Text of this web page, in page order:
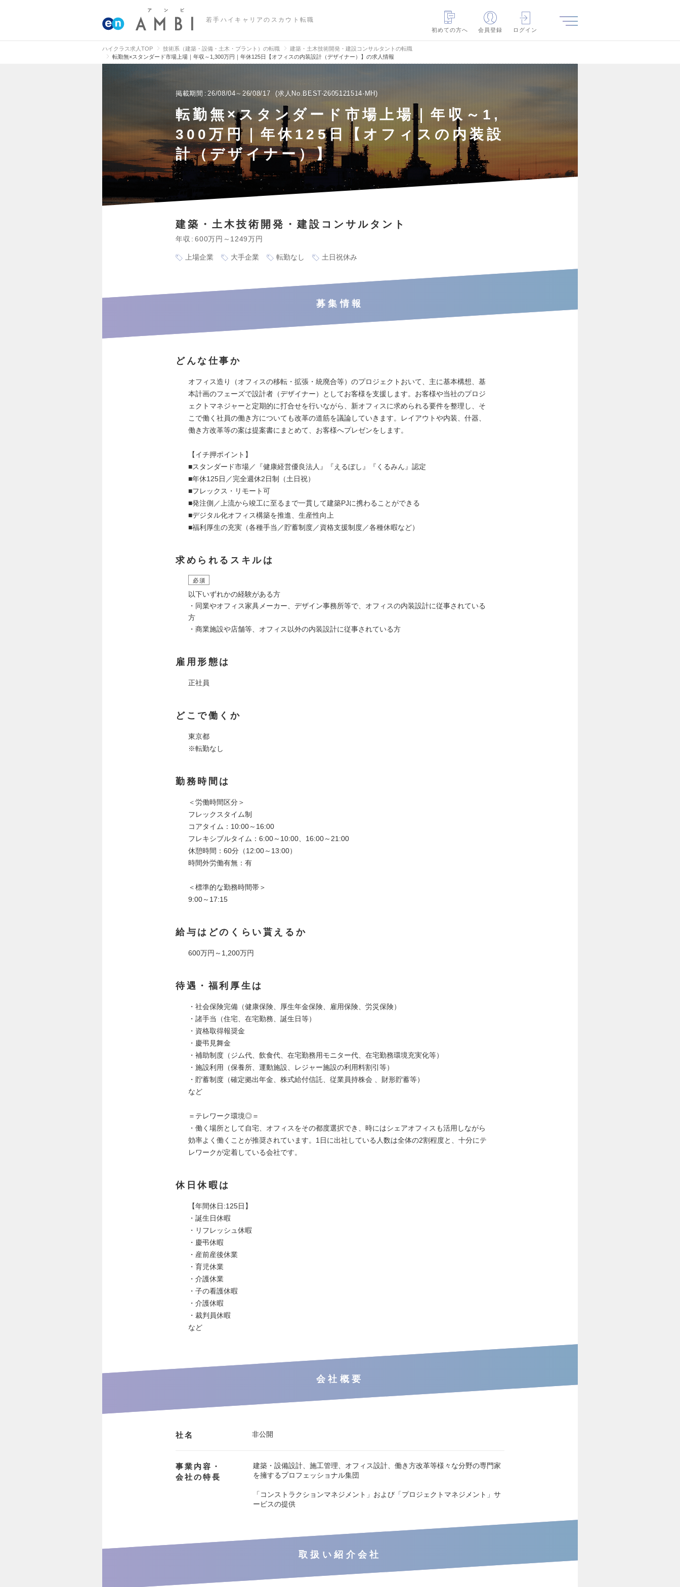
若手ハイキャリアのスカウト転職
初めての方へ
会員登録 ログイン
ハイクラス求人TOP 技術系（建築・設備・土木・プラント）の転職
建築・土木技術開発・建設コンサルタントの転職
転勤無×スタンダード市場上場｜年収～1,300万円｜年休125日【オフィスの内装設計（デザイナー）】の求人情報
掲載期間 26/08/04～26/08/17 求人No.BEST-2605121514-MH
転勤無×スタンダード市場上場｜年収～1,
300万円｜年休125日【オフィスの内装設
計（デザイナー）】
建築・土木技術開発・建設コンサルタント
年収 600万円～1249万円
上場企業 大手企業 転勤なし 土日祝休み
募集情報
どんな仕事か
オフィス造り（オフィスの移転・拡張・統廃合等）のプロジェクトおいて、主に基本構想、基
本計画のフェーズで設計者（デザイナー）としてお客様を支援します。お客様や当社のプロジ
ェクトマネジャーと定期的に打合せを行いながら、新オフィスに求められる要件を整理し、そ
こで働く社員の働き方についても改革の道筋を議論していきます。レイアウトや内装、什器、
働き方改革等の案は提案書にまとめて、お客様へプレゼンをします。
【イチ押ポイント】
■スタンダード市場／『健康経営優良法人』『えるぼし』『くるみん』認定
■年休125日／完全週休2日制（土日祝）
■フレックス・リモート可
■発注側／上流から竣工に至るまで一貫して建築PJに携わることができる
■デジタル化オフィス構築を推進、生産性向上
■福利厚生の充実（各種手当／貯蓄制度／資格支援制度／各種休暇など）
求められるスキルは
必須
以下いずれかの経験がある方
・同業やオフィス家具メーカー、デザイン事務所等で、オフィスの内装設計に従事されている
方
・商業施設や店舗等、オフィス以外の内装設計に従事されている方
雇用形態は
正社員
どこで働くか
東京都
※転勤なし
勤務時間は
＜労働時間区分＞
フレックスタイム制
コアタイム：10:00～16:00
フレキシブルタイム：6:00～10:00、16:00～21:00
休憩時間：60分（12:00～13:00）
時間外労働有無：有
＜標準的な勤務時間帯＞
9:00～17:15
給与はどのくらい貰えるか
600万円～1,200万円
待遇・福利厚生は
・社会保険完備（健康保険、厚生年金保険、雇用保険、労災保険）
・諸手当（住宅、在宅勤務、誕生日等）
・資格取得報奨金
・慶弔見舞金
・補助制度（ジム代、飲食代、在宅勤務用モニター代、在宅勤務環境充実化等）
・施設利用（保養所、運動施設、レジャー施設の利用料割引等）
・貯蓄制度（確定拠出年金、株式給付信託、従業員持株会 、財形貯蓄等）
など
＝テレワーク環境◎＝
・働く場所として自宅、オフィスをその都度選択でき、時にはシェアオフィスも活用しながら
効率よく働くことが推奨されています。1日に出社している人数は全体の2割程度と、十分にテ
レワークが定着している会社です。
休日休暇は
【年間休日:125日】
・誕生日休暇
・リフレッシュ休暇
・慶弔休暇
・産前産後休業
・育児休業
・介護休業
・子の看護休暇
・介護休暇
・裁判員休暇
など
会社概要
社名 非公開
事業内容・
会社の特長
建築・設備設計、施工管理、オフィス設計、働き方改革等様々な分野の専門家
を擁するプロフェッショナル集団
「コンストラクションマネジメント」および「プロジェクトマネジメント」サ
ービスの提供
取扱い紹介会社